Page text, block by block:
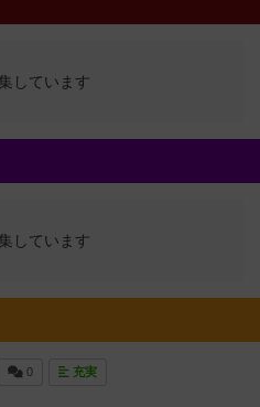
しています
しています
0 充実